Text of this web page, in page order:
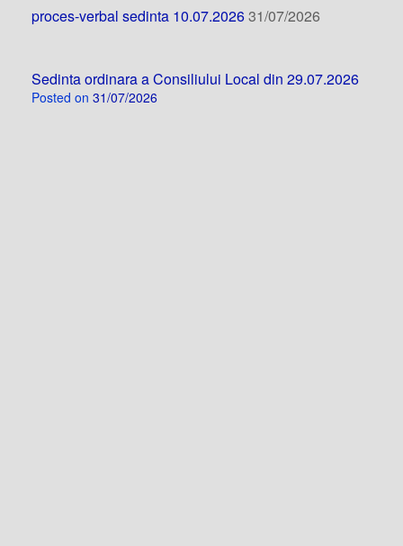
proces-verbal sedinta 10.07.202631/07/2026
Sedinta ordinara a Consiliului Local din 29.07.2026
Posted on 31/07/2026